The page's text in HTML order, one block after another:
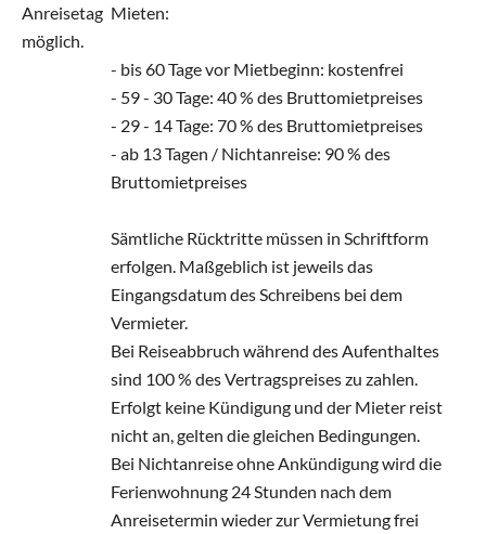
Anreisetag
möglich.
Mieten:
- bis 60 Tage vor Mietbeginn: kostenfrei
- 59 - 30 Tage: 40 % des Bruttomietpreises
- 29 - 14 Tage: 70 % des Bruttomietpreises
- ab 13 Tagen / Nichtanreise: 90 % des
Bruttomietpreises
Sämtliche Rücktritte müssen in Schriftform
erfolgen. Maßgeblich ist jeweils das
Eingangsdatum des Schreibens bei dem
Vermieter.
Bei Reiseabbruch während des Aufenthaltes
sind 100 % des Vertragspreises zu zahlen.
Erfolgt keine Kündigung und der Mieter reist
nicht an, gelten die gleichen Bedingungen.
Bei Nichtanreise ohne Ankündigung wird die
Ferienwohnung 24 Stunden nach dem
Anreisetermin wieder zur Vermietung frei